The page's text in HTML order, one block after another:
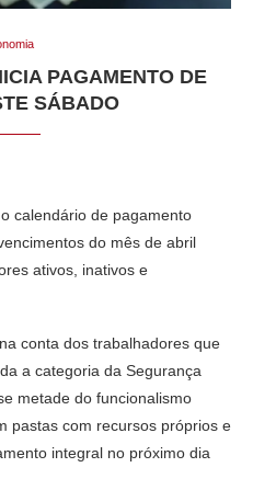
PAGAMENTO DE
SÁBADO
calendário de pagamento
do mês de abril
ativos, inativos e
conta dos trabalhadores que
a categoria da Segurança
metade do funcionalismo
pastas com recursos próprios e
integral no próximo dia